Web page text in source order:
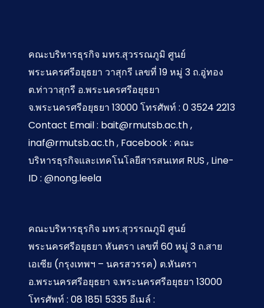
Revolution:
Innovation
that…
ด้วยพลัง
Generative
AI
งาน
คอน
คณะบริหารธุรกิจ มทร.สุวรรณภูมิ ศูนย์
พระนครศรีอยุธยา วาสุกรี เลขที่ 19 หมู่ 3 ถ.อู่ทอง
ต.ท่าวาสุกรี อ.พระนครศรีอยุธยา
จ.พระนครศรีอยุธยา 13000 โทรศัพท์ : 0 3524 2213
Contact Email : bait@rmutsb.ac.th ,
inaf@rmutsb.ac.th , Facebook : คณะ
บริหารธุรกิจและเทคโนโลยีสารสนเทศ RUS , Line-
ID : @nong.leela
คณะบริหารธุรกิจ มทร.สุวรรณภูมิ ศูนย์
พระนครศรีอยุธยา หันตรา เลขที่ 60 หมู่ 3 ถ.สาย
เอเซีย (กรุงเทพฯ – นครสวรรค) ต.หันตรา
อ.พระนครศรีอยุธยา จ.พระนครศรีอยุธยา 13000
โทรศัพท์ : 08 1851 5335 อีเมล์ :